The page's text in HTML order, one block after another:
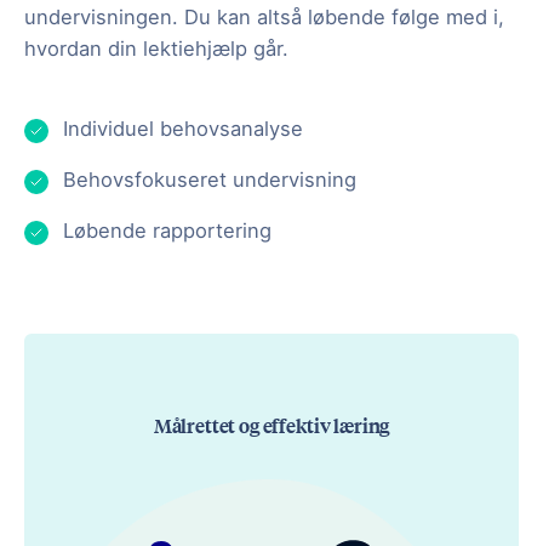
undervisningen. Du kan altså løbende følge med i,
hvordan din lektiehjælp går.
Individuel behovsanalyse
Behovsfokuseret undervisning
Løbende rapportering
Målrettet og effektiv læring